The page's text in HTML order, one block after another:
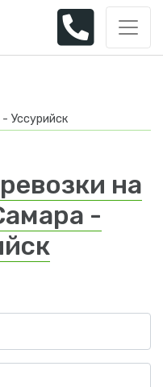
Уссурийск
на
-